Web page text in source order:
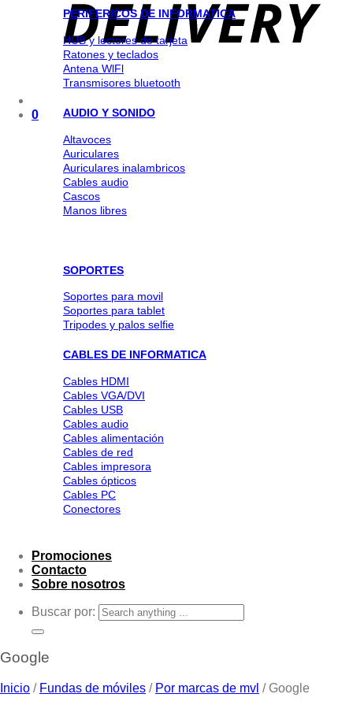
0
PERIFERICOS DE INFORMATICA
HUB y lectores de tarjeta
Ratones y teclados
Antena WlFl
Transmisores bluetooth
AUDIO Y SONIDO
Altavoces
Auriculares
Auriculares inalambricos
Cables audio
Cascos
Manos libres
SOPORTES
Soportes para movil
Soportes para tablet
Tripodes y palos selfie
CABLES DE INFORMATICA
Cables HDMI
Cables VGA/DVI
Cables USB
Cables audio
Cables alimentación
Cables de red
Cables impresora
Cables ópticos
Cables PC
Conectores
Promociones
Contacto
Sobre nosotros
Buscar por:
Google
Inicio / Fundas de móviles / Por marcas de mvl /Google